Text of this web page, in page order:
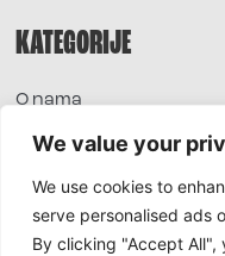
We value your
We use cookies to
serve personalised ads
By clicking "Accept All",
KATEGORIJE
O nama
Extra
Foto
Moda
TV